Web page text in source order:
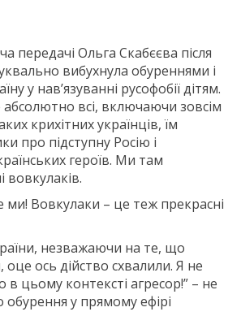
передачі Ольга Скабєєва після
вибухнула обуреннями і
у нав’язуванні русофобії дітям.
всі, включаючи зовсім
крихітних українців, їм
про підступну Росію і
героїв. Ми там
вовкулаків.
ми! Вовкулаки – це теж прекрасні
незважаючи на те, що
ось дійство схвалили. Я не
в цьому контексті агресор!” – не
обурення у прямому ефірі